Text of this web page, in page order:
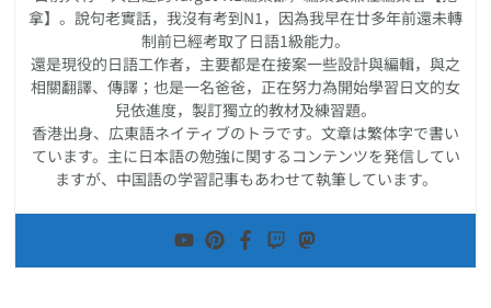
拿】。說句老實話，我沒有考到N1，因為我早在廿多年前還未轉
制前已經考取了日語1級能力。
還是現役的日語工作者，主要都是在接案一些設計與編輯，與之
相關翻譯、傳譯；也是一名爸爸，正在努力為開始學習日文的女
兒依進度，製訂獨立的教材及練習題。
香港出身、広東語ネイティブのトラです。文章は繁体字で書い
ています。主に日本語の勉強に関するコンテンツを発信してい
ますが、中国語の学習記事もあわせて執筆しています。